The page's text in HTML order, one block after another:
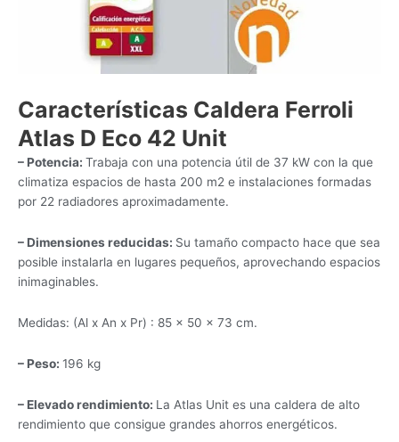
Características Caldera Ferroli
Atlas D Eco 42 Unit
– Potencia: Trabaja con una potencia útil de 37 kW con la que
climatiza espacios de hasta 200 m2 e instalaciones formadas
por 22 radiadores aproximadamente.
– Dimensiones reducidas: Su tamaño compacto hace que sea
posible instalarla en lugares pequeños, aprovechando espacios
inimaginables.
Medidas: (Al x An x Pr) : 85 x 50 x 73 cm.
– Peso: 196 kg
– Elevado rendimiento: La Atlas Unit es una caldera de alto
rendimiento que consigue grandes ahorros energéticos.